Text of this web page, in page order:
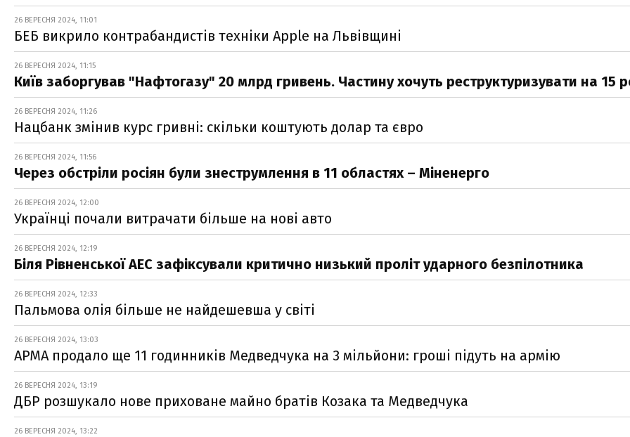
26 ВЕРЕСНЯ 2024, 11:01
БЕБ викрило контрабандистів техніки Apple на Львівщині
26 ВЕРЕСНЯ 2024, 11:15
Київ заборгував "Нафтогазу" 20 млрд гривень. Частину хочуть реструктуризувати на 15
26 ВЕРЕСНЯ 2024, 11:26
Нацбанк змінив курс гривні: скільки коштують долар та євро
26 ВЕРЕСНЯ 2024, 11:56
Через обстріли росіян були знеструмлення в 11 областях – Міненерго
26 ВЕРЕСНЯ 2024, 12:00
Українці почали витрачати більше на нові авто
26 ВЕРЕСНЯ 2024, 12:19
Біля Рівненської АЕС зафіксували критично низький проліт ударного безпілотника
26 ВЕРЕСНЯ 2024, 12:33
Пальмова олія більше не найдешевша у світі
26 ВЕРЕСНЯ 2024, 13:03
АРМА продало ще 11 годинників Медведчука на 3 мільйони: гроші підуть на армію
26 ВЕРЕСНЯ 2024, 13:19
ДБР розшукало нове приховане майно братів Козака та Медведчука
26 ВЕРЕСНЯ 2024, 13:22